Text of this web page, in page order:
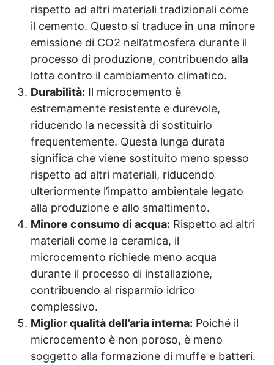
rispetto ad altri materiali tradizionali come
il cemento. Questo si traduce in una minore
emissione di CO2 nell’atmosfera durante il
processo di produzione, contribuendo alla
lotta contro il cambiamento climatico.
Durabilità: Il microcemento è
estremamente resistente e durevole,
riducendo la necessità di sostituirlo
frequentemente. Questa lunga durata
significa che viene sostituito meno spesso
rispetto ad altri materiali, riducendo
ulteriormente l’impatto ambientale legato
alla produzione e allo smaltimento.
Minore consumo di acqua: Rispetto ad altri
materiali come la ceramica, il
microcemento richiede meno acqua
durante il processo di installazione,
contribuendo al risparmio idrico
complessivo.
Miglior qualità dell’aria interna: Poiché il
microcemento è non poroso, è meno
soggetto alla formazione di muffe e batteri.